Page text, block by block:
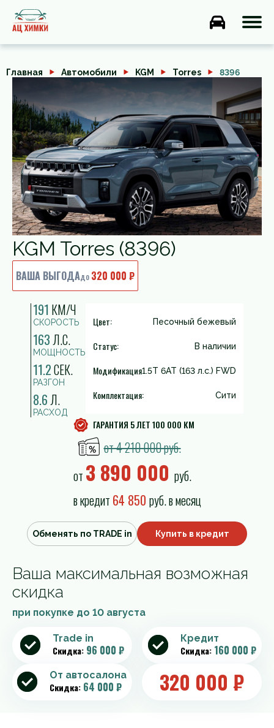
Главная Автомобили KGM Torres 8396
KGM Torres (8396)
ВАША ВЫГОДАдо320 000 ₽
191 КМ/Ч
СКОРОСТЬ
163 Л.С.
МОЩНОСТЬ
11.2СЕК.
РАЗГОН
8.6 Л.
РАСХОД
Цвет: Песочный бежевый
Статус: В наличии
Модификация1.5T 6AT (163 л.с.) FWD
Комплектация: Cити
ГАРАНТИЯ 5 ЛЕТ 100 000 КМ
от 4 210 000 руб.
от 3 890 000 руб.
в кредит 64 850 руб. в месяц
Обменять по TRADE in Купить в кредит
Ваша максимальная возможная
скидка
при покупке до 10 августа
Trade in
Скидка: 96 000 ₽
Кредит
Скидка: 160 000 ₽
От автосалона
Скидка: 64 000 ₽ 320 000₽